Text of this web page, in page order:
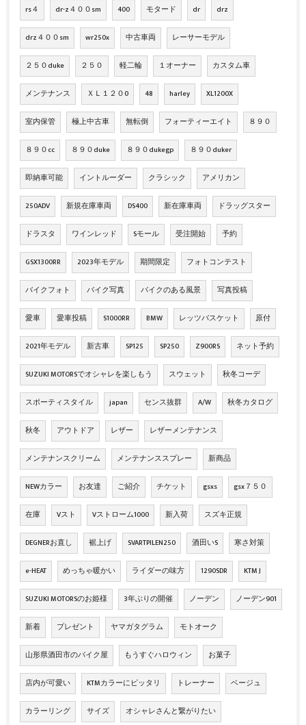
rs４ dr-z４００sm 400 モタード dr drz
drz４００sm wr250x 中古車両 レーサーモデル
２５０duke ２５０ 軽二輪 １オーナー カスタム車
メンテナンス ＸＬ１２０0 48 harley XL1200X
室内保管 極上中古車 無転倒 フォーティーエイト ８９０
８９０cc ８９０duke ８９０dukegp ８９０duker
即納車可能 イントルーダー クラシック アメリカン
250ADV 新規在庫車両 DS400 新在庫車両 ドラッグスター
ドラスタ ワインレッド Sモール 受注開始 予約
GSX1300RR 2023年モデル 期間限定 フォトコンテスト
バイクフォト バイク写真 バイクのある風景 写真投稿
愛車 愛車投稿 S1000RR BMW レッツバスケット 原付
2021年モデル 新古車 SP125 SP250 Z900RS ネット予約
SUZUKI MOTORSでオシャレを楽しもう スウェット 秋冬コーデ
スポーティスタイル japan センス抜群 A/W 秋冬カタログ
秋冬 アウトドア レザー レザーメンテナンス
メンテナンスクリーム メンテナンススプレー 新商品
NEWカラー お友達 ご紹介 チケット gsxs gsx７５０
在庫 Vスト Vストローム1000 新入荷 スズキ正規
DEGNERお直し 裾上げ SVARTPILEN250 酒田いS 寒さ対策
e-HEAT めっちゃ暖かい ライダーの味方 1290SDR KTM J
SUZUKI MOTORSのお姫様 3年ぶりの開催 ノーデン ノーデン901
新着 プレゼント ヤマガタグラム モトオーク
山形県酒田市のバイク屋 もうすぐハロウィン お菓子
店内が可愛い KTMカラーにピッタリ トレーナー ベージュ
カラーリング サイズ オシャレさんと繋がりたい